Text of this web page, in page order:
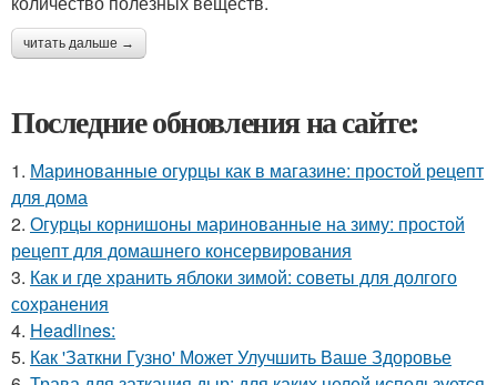
читать дальше →
Последние обновления на сайте:
1. Маринованные огурцы как в магазине: простой рецепт
для дома
2. Огурцы корнишоны маринованные на зиму: простой
рецепт для домашнего консервирования
3. Как и где хранить яблоки зимой: советы для долгого
сохранения
4. Headlines:
5. Как 'Заткни Гузно' Может Улучшить Ваше Здоровье